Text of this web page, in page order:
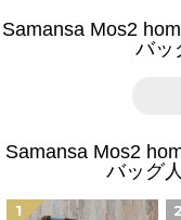
Samansa Mos2
バッ
Samansa Mos2
バッグ
1 2